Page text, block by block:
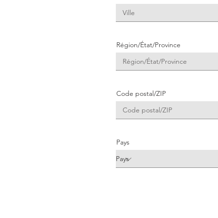
Région/État/Province
Code postal/ZIP
Pays